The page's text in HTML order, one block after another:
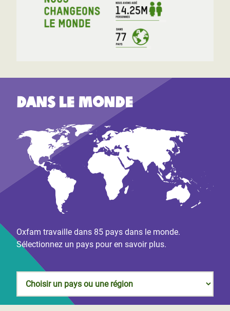
Dans le monde
Oxfam travaille dans 85 pays dans le monde.
Sélectionnez un pays pour en savoir plus.